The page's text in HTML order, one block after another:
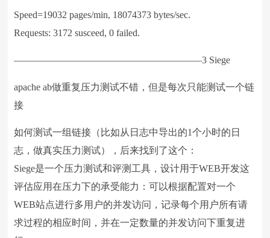
Speed=19032 pages/min, 18074373 bytes/sec.
Requests: 3172 susceed, 0 failed.
———————————————————–3 Siege
apache ab做重复压力测试不错，但是每次只能测试一个链
接
如何测试一组链接（比如从日志中导出的1个小时的日
志，做真实压力测试），后来找到了这个：
Siege是一个压力测试和评测工具，设计用于WEB开发这
评估应用在压力下的承受能力：可以根据配置对一个
WEB站点进行多用户的并发访问，记录每个用户所有请
求过程的相应时间，并在一定数量的并发访问下重复进